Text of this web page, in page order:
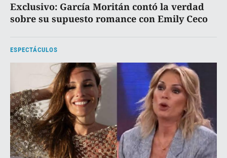
Exclusivo: García Moritán contó la verdad
sobre su supuesto romance con Emily Ceco
ESPECTÁCULOS